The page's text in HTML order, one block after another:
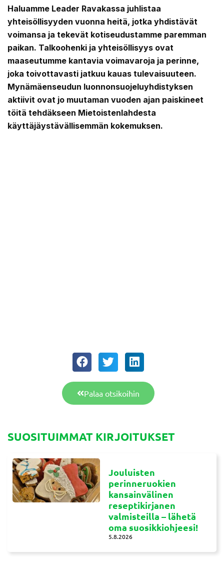
Haluamme Leader Ravakassa juhlistaa
yhteisöllisyyden vuonna heitä, jotka yhdistävät
voimansa ja tekevät kotiseudustamme paremman
paikan. Talkoohenki ja yhteisöllisyys ovat
maaseutumme kantavia voimavaroja ja perinne,
joka toivottavasti jatkuu kauas tulevaisuuteen.
Mynämäenseudun luonnonsuojeluyhdistyksen
aktiivit ovat jo muutaman vuoden ajan paiskineet
töitä tehdäkseen Mietoistenlahdesta
käyttäjäystävällisemmän kokemuksen.
Palaa otsikoihin
SUOSITUIMMAT KIRJOITUKSET
Jouluisten
perinneruokien
kansainvälinen
reseptikirjanen
valmisteilla – lähetä
oma suosikkiohjeesi!
5.8.2026